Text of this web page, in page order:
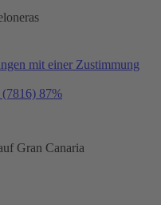
mit einer Zustimmung
(7816) 87%
Gran Canaria